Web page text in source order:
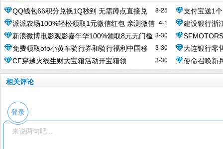
8-25
QQ钱包66积分兑换1Q秒到 无需蹲点直接兑
换即可
支付宝送1
取1次
4-1
派派农场100%轻松领取1元微信红包 亲测微信
红包秒到
建设银行浙
奖励
3-30
新浪微博电影观影嘉年华100%领取8元无门槛
电影票代金券
秒到4.62微
3-30
免费领取ofo小黄车骑行券和骑行福利中国移
动送福利
大连银行零
元微信红包
3-30
CF穿越火线生财大宝箱活动开宝箱领
88800CF点奖励
使命召唤新
视频会员等
相关评论
登录